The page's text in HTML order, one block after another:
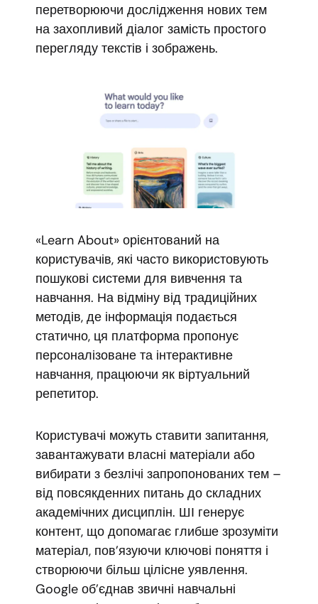
перетворюючи дослідження нових тем
на захопливий діалог замість простого
перегляду текстів і зображень.
«Learn About» орієнтований на
користувачів, які часто використовують
пошукові системи для вивчення та
навчання. На відміну від традиційних
методів, де інформація подається
статично, ця платформа пропонує
персоналізоване та інтерактивне
навчання, працюючи як віртуальний
репетитор.
Користувачі можуть ставити запитання,
завантажувати власні матеріали або
вибирати з безлічі запропонованих тем –
від повсякденних питань до складних
академічних дисциплін. ШІ генерує
контент, що допомагає глибше зрозуміти
матеріал, пов’язуючи ключові поняття і
створюючи більш цілісне уявлення.
Google об’єднав звичні навчальні